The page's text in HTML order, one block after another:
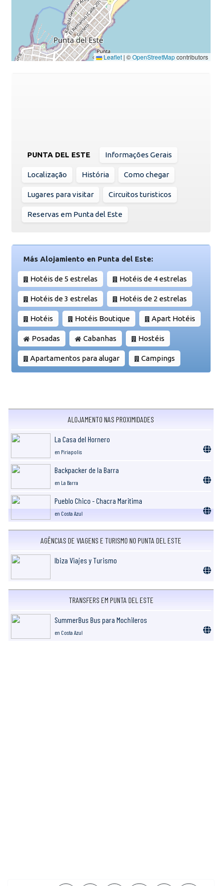
Leaflet | ©OpenStreetMapcontributors
PUNTA DEL ESTE Informações Gerais
Localização História Como chegar
Lugares para visitar Circuitos turisticos
Reservas em Punta del Este
Más Alojamiento en Punta del Este:
Hotéis de 5 estrelas Hotéis de 4 estrelas
Hotéis de 3 estrelas Hotéis de 2 estrelas
Hotéis Hotéis Boutique Apart Hotéis
Posadas Cabanhas Hostéis
Apartamentos para alugar Campings
ALOJAMENTO NAS PROXIMIDADES
La Casa del Hornero
en Piriapolis
Backpacker de la Barra
en La Barra
Pueblo Chico - Chacra Maritima
en Costa Azul
AGÊNCIAS DE VIAGENS E TURISMO NO PUNTA DEL ESTE
Ibiza Viajes y Turismo
TRANSFERS EM PUNTA DEL ESTE
SummerBus Bus para Mochileros
en Costa Azul